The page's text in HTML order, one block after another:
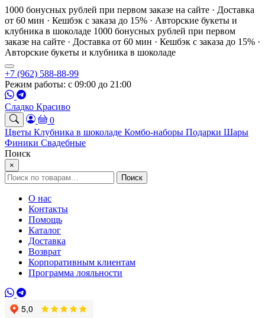
1000 бонусных рублей при первом заказе на сайте · Доставка
от 60 мин · Кешбэк с заказа до 15% · Авторские букеты и
клубника в шоколаде 1000 бонусных рублей при первом
заказе на сайте · Доставка от 60 мин · Кешбэк с заказа до 15% ·
Авторские букеты и клубника в шоколаде
+7 (962) 588-88-99
Режим работы: с 09:00 до 21:00
Сладко Красиво
0
Цветы Клубника в шоколаде Комбо-наборы Подарки Шары
Финики Свадебные
Поиск
×
Искать: Поиск
О нас
Контакты
Помощь
Каталог
Доставка
Возврат
Корпоративным клиентам
Программа лояльности